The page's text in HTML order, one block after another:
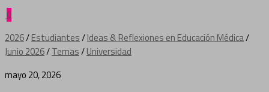
0
2026/Estudiantes/Ideas & Reflexiones en Educación Médica/
Junio 2026/Temas/Universidad
mayo 20, 2026